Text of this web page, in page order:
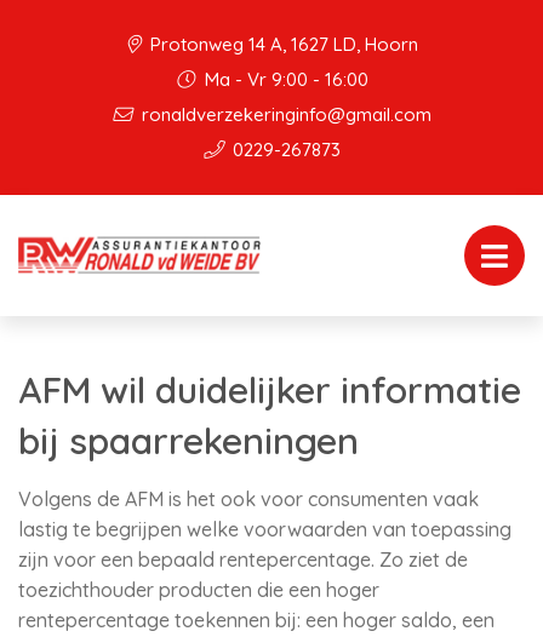
Protonweg 14 A, 1627 LD, Hoorn
Ma - Vr 9:00 - 16:00
ronaldverzekeringinfo@gmail.com
0229-267873
AFM wil duidelijker informatie
bij spaarrekeningen
Volgens de AFM is het ook voor consumenten vaak
lastig te begrijpen welke voorwaarden van toepassing
zijn voor een bepaald rentepercentage. Zo ziet de
toezichthouder producten die een hoger
rentepercentage toekennen bij: een hoger saldo, een